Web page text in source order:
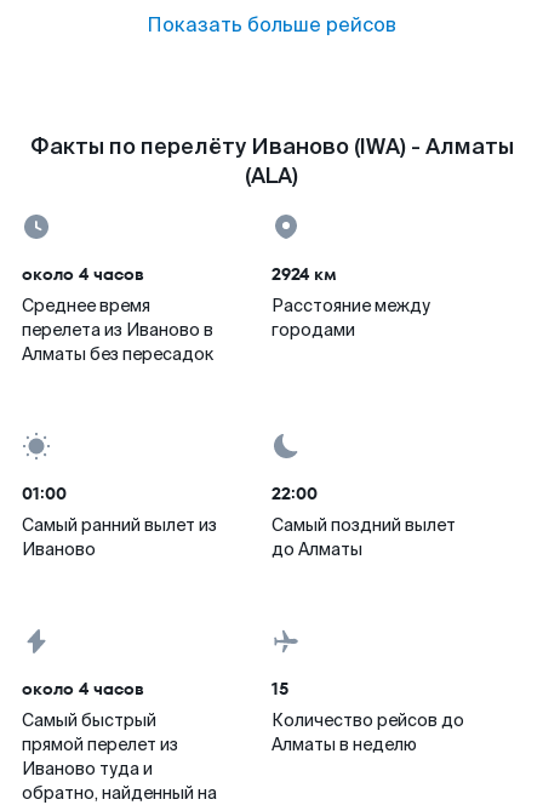
Показать больше рейсов
Факты по перелёту Иваново (IWA) - Алматы
(ALA)
около 4 часов
Среднее время
перелета из Иваново в
Алматы без пересадок
2924 км
Расстояние между
городами
01:00
Самый ранний вылет из
Иваново
22:00
Самый поздний вылет
до Алматы
около 4 часов
Самый быстрый
прямой перелет из
Иваново туда и
обратно, найденный на
15
Количество рейсов до
Алматы в неделю